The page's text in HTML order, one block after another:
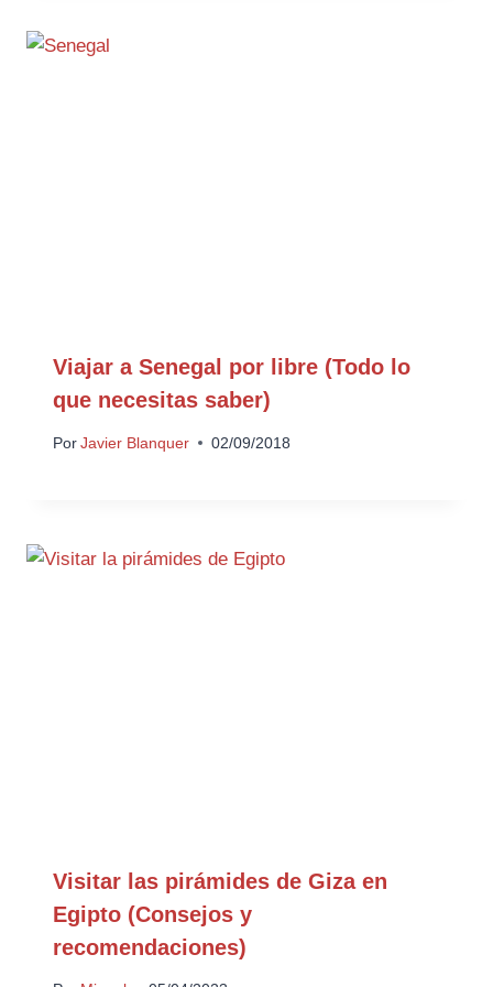
Viajar a Senegal por libre (Todo lo
que necesitas saber)
Por Javier Blanquer 02/09/2018
Visitar las pirámides de Giza en
Egipto (Consejos y
recomendaciones)